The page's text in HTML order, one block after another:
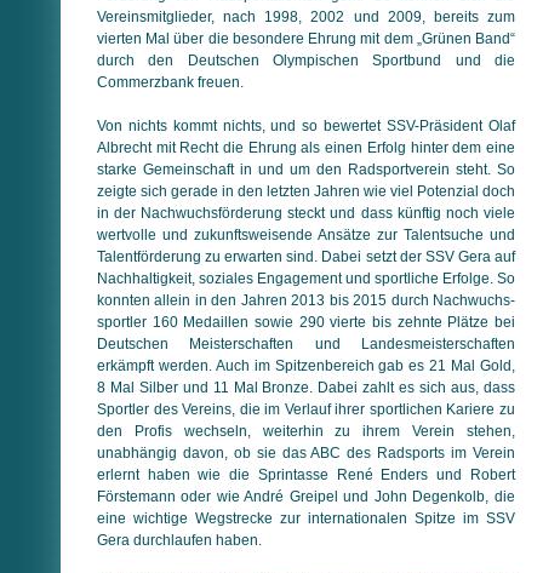
Vereinsmitglieder, nach 1998, 2002 und 2009, bereits zum
vierten Mal über die besondere Ehrung mit dem „Grünen Band“
durch den Deutschen Olympischen Sportbund und die
Commerzbank freuen.
Von nichts kommt nichts, und so bewertet SSV-Präsident Olaf
Albrecht mit Recht die Ehrung als einen Erfolg hinter dem eine
starke Gemeinschaft in und um den Radsportverein steht. So
zeigte sich gerade in den letzten Jahren wie viel Potenzial doch
in der Nachwuchsförderung steckt und dass künftig noch viele
wertvolle und zukunftsweisende Ansätze zur Talentsuche und
Talentförderung zu erwarten sind. Dabei setzt der SSV Gera auf
Nachhaltigkeit, soziales Engagement und sportliche Erfolge. So
konnten allein in den Jahren 2013 bis 2015 durch Nach­wuchs­
sportler 160 Medaillen sowie 290 vierte bis zehnte Plätze bei
Deutschen Meisterschaften und Lan­des­meis­ter­schaf­ten
erkämpft werden. Auch im Spitzen­bereich gab es 21 Mal Gold,
8 Mal Silber und 11 Mal Bronze. Dabei zahlt es sich aus, dass
Sportler des Vereins, die im Verlauf ihrer sportlichen Kariere zu
den Profis wechseln, weiterhin zu ihrem Verein stehen,
unabhängig davon, ob sie das ABC des Radsports im Verein
erlernt haben wie die Sprintasse René Enders und Robert
Förstemann oder wie André Greipel und John Degenkolb, die
eine wichtige Wegstrecke zur internationalen Spitze im SSV
Gera durchlaufen haben.